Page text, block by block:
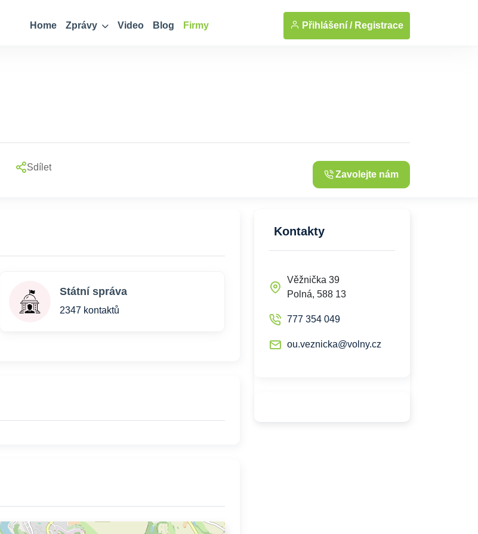
Home Zprávy Video Blog Firmy Přihlášení / Registrace
... Zobrazit fotografie
Sdílet
Zavolejte nám
Státní správa
2347 kontaktů
Kontakty
Věžnička 39
Polná, 588 13
777 354 049
ou.veznicka@volny.cz